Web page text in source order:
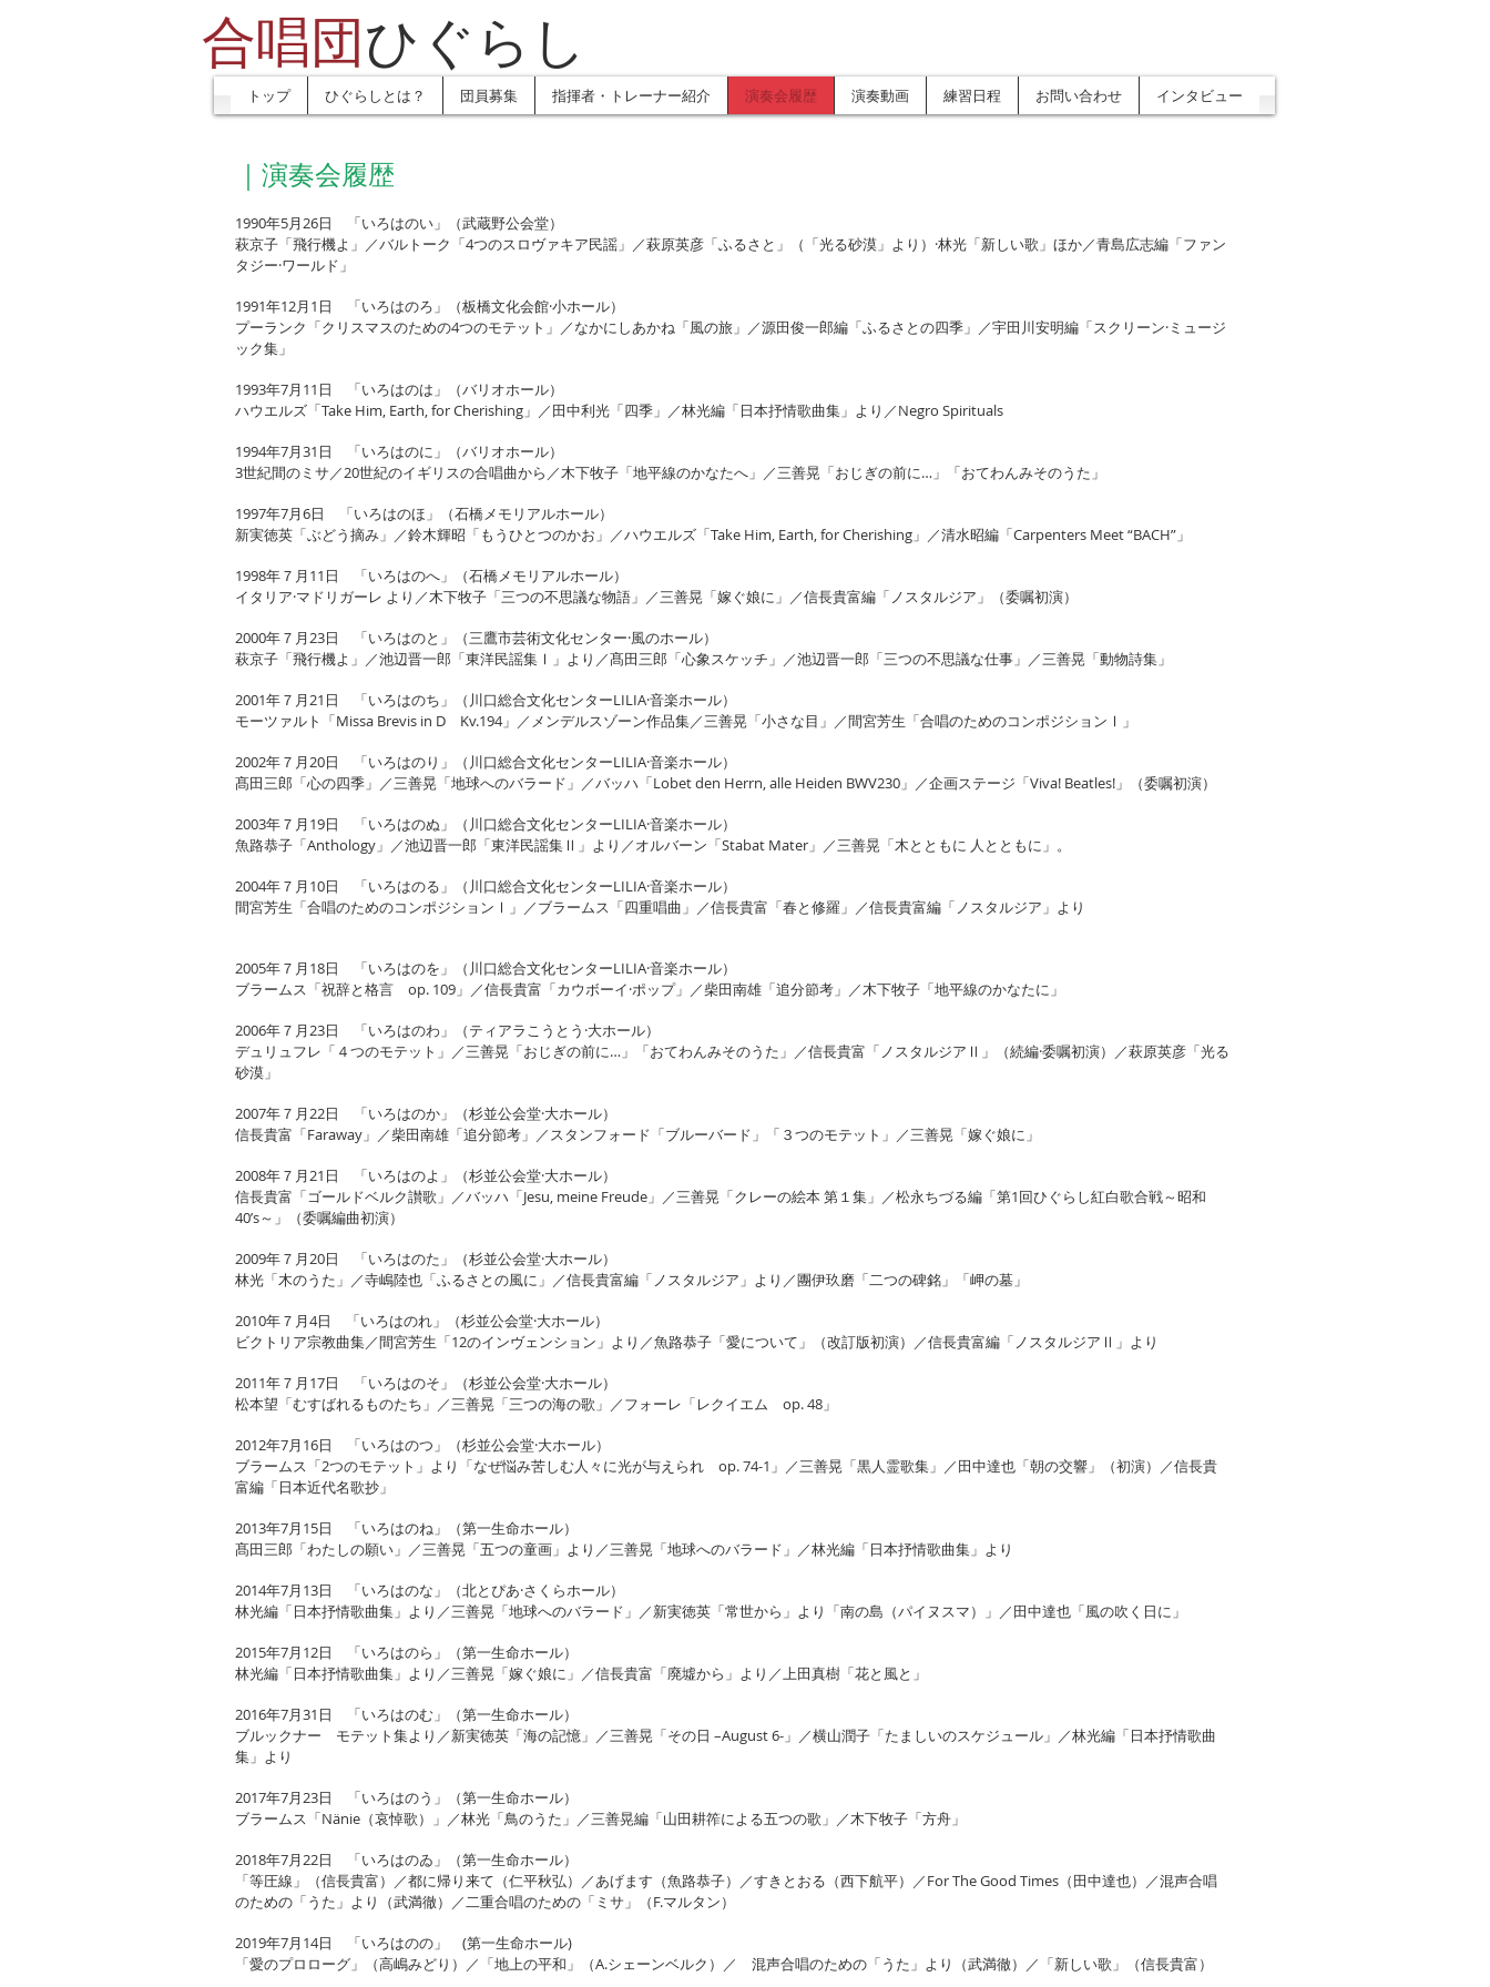
合唱団ひぐらし
トップ ひぐらしとは？ 団員募集 指揮者・トレーナー紹介 演奏会履歴 演奏動画 練習日程 お問い合わせ インタビュー
｜演奏会履歴
1990年5月26日 「いろはのい」（武蔵野公会堂）
萩京子「飛行機よ」／バルトーク「4つのスロヴァキア民謡」／萩原英彦「ふるさと」（「光る砂漠」より）·林光「新しい歌」ほか／青島広志編「ファン
タジー·ワールド」
1991年12月1日 「いろはのろ」（板橋文化会館·小ホール）
プーランク「クリスマスのための4つのモテット」／なかにしあかね「風の旅」／源田俊一郎編「ふるさとの四季」／宇田川安明編「スクリーン·ミュージ
ック集」
1993年7月11日 「いろはのは」（バリオホール）
ハウエルズ「Take Him, Earth, for Cherishing」／田中利光「四季」／林光編「日本抒情歌曲集」より／Negro Spirituals
1994年7月31日 「いろはのに」（バリオホール）
3世紀間のミサ／20世紀のイギリスの合唱曲から／木下牧子「地平線のかなたへ」／三善晃「おじぎの前に…」「おてわんみそのうた」
1997年7月6日 「いろはのほ」（石橋メモリアルホール）
新実徳英「ぶどう摘み」／鈴木輝昭「もうひとつのかお」／ハウエルズ「Take Him, Earth, for Cherishing」／清水昭編「Carpenters Meet “BACH”」
1998年７月11日 「いろはのへ」（石橋メモリアルホール）
イタリア·マドリガーレ より／木下牧子「三つの不思議な物語」／三善晃「嫁ぐ娘に」／信長貴富編「ノスタルジア」（委嘱初演）
2000年７月23日 「いろはのと」（三鷹市芸術文化センター·風のホール）
萩京子「飛行機よ」／池辺晋一郎「東洋民謡集Ⅰ」より／髙田三郎「心象スケッチ」／池辺晋一郎「三つの不思議な仕事」／三善晃「動物詩集」
2001年７月21日 「いろはのち」（川口総合文化センターLILIA·音楽ホール）
モーツァルト「Missa Brevis in D Kv.194」／メンデルスゾーン作品集／三善晃「小さな目」／間宮芳生「合唱のためのコンポジションⅠ」
2002年７月20日 「いろはのり」（川口総合文化センターLILIA·音楽ホール）
髙田三郎「心の四季」／三善晃「地球へのバラード」／バッハ「Lobet den Herrn, alle Heiden BWV230」／企画ステージ「Viva! Beatles!」（委嘱初演）
2003年７月19日 「いろはのぬ」（川口総合文化センターLILIA·音楽ホール）
魚路恭子「Anthology」／池辺晋一郎「東洋民謡集Ⅱ」より／オルバーン「Stabat Mater」／三善晃「木とともに 人とともに」。
2004年７月10日 「いろはのる」（川口総合文化センターLILIA·音楽ホール）
間宮芳生「合唱のためのコンポジションⅠ」／ブラームス「四重唱曲」／信長貴富「春と修羅」／信長貴富編「ノスタルジア」より
2005年７月18日 「いろはのを」（川口総合文化センターLILIA·音楽ホール）
ブラームス「祝辞と格言 op. 109」／信長貴富「カウボーイ·ポップ」／柴田南雄「追分節考」／木下牧子「地平線のかなたに」
2006年７月23日 「いろはのわ」（ティアラこうとう·大ホール）
デュリュフレ「４つのモテット」／三善晃「おじぎの前に…」「おてわんみそのうた」／信長貴富「ノスタルジアⅡ」（続編·委嘱初演）／萩原英彦「光る
砂漠」
2007年７月22日 「いろはのか」（杉並公会堂·大ホール）
信長貴富「Faraway」／柴田南雄「追分節考」／スタンフォード「ブルーバード」「３つのモテット」／三善晃「嫁ぐ娘に」
2008年７月21日 「いろはのよ」（杉並公会堂·大ホール）
信長貴富「ゴールドベルク讃歌」／バッハ「Jesu, meine Freude」／三善晃「クレーの絵本 第１集」／松永ちづる編「第1回ひぐらし紅白歌合戦～昭和
40’s～」（委嘱編曲初演）
2009年７月20日 「いろはのた」（杉並公会堂·大ホール）
林光「木のうた」／寺嶋陸也「ふるさとの風に」／信長貴富編「ノスタルジア」より／團伊玖磨「二つの碑銘」「岬の墓」
2010年７月4日 「いろはのれ」（杉並公会堂·大ホール）
ビクトリア宗教曲集／間宮芳生「12のインヴェンション」より／魚路恭子「愛について」（改訂版初演）／信長貴富編「ノスタルジアⅡ」より
2011年７月17日 「いろはのそ」（杉並公会堂·大ホール）
松本望「むすばれるものたち」／三善晃「三つの海の歌」／フォーレ「レクイエム op. 48」
2012年7月16日 「いろはのつ」（杉並公会堂·大ホール）
ブラームス「2つのモテット」より「なぜ悩み苦しむ人々に光が与えられ op. 74-1」／三善晃「黒人霊歌集」／田中達也「朝の交響」（初演）／信長貴
富編「日本近代名歌抄」
2013年7月15日 「いろはのね」（第一生命ホール）
髙田三郎「わたしの願い」／三善晃「五つの童画」より／三善晃「地球へのバラード」／林光編「日本抒情歌曲集」より
2014年7月13日 「いろはのな」（北とぴあ·さくらホール）
林光編「日本抒情歌曲集」より／三善晃「地球へのバラード」／新実徳英「常世から」より「南の島（パイヌスマ）」／田中達也「風の吹く日に」
2015年7月12日 「いろはのら」（第一生命ホール）
林光編「日本抒情歌曲集」より／三善晃「嫁ぐ娘に」／信長貴富「廃墟から」より／上田真樹「花と風と」
2016年7月31日 「いろはのむ」（第一生命ホール）
ブルックナー モテット集より／新実徳英「海の記憶」／三善晃「その日 –August 6-」／横山潤子「たましいのスケジュール」／林光編「日本抒情歌曲
集」より
2017年7月23日 「いろはのう」（第一生命ホール）
ブラームス「Nänie（哀悼歌）」／林光「鳥のうた」／三善晃編「山田耕筰による五つの歌」／木下牧子「方舟」
2018年7月22日 「いろはのゐ」（第一生命ホール）
「等圧線」（信長貴富）／都に帰り来て（仁平秋弘）／あげます（魚路恭子）／すきとおる（西下航平）／For The Good Times（田中達也）／混声合唱
のための「うた」より（武満徹）／二重合唱のための「ミサ」（F.マルタン）
2019年7月14日 「いろはのの」 (第一生命ホール)
「愛のプロローグ」（高嶋みどり）／「地上の平和」（A.シェーンベルク）／ 混声合唱のための「うた」より（武満徹）／「新しい歌」（信長貴富）